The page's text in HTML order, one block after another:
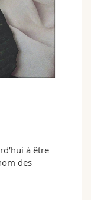
à être
des